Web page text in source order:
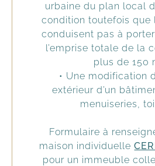
urbaine du plan local
condition toutefois que
conduisent pas à
l’emprise totale de la
plus de 150
• Une modification
extérieur d’un
menuiseries,
Formulaire à
maison individuelle
pour un immeuble